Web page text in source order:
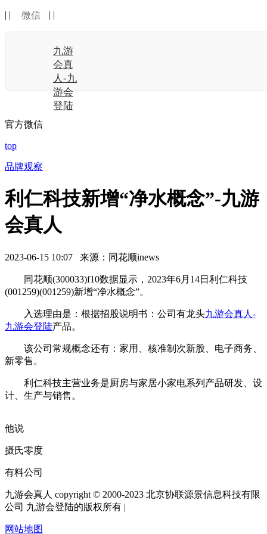
| | 微信 | |
九游
会真
人-九
游会
登陆
官方微信
top
品牌观察
利仁科技新增“净水概念”-九游
会真人
2023-06-15 10:07 来源：同花顺inews
同花顺(300033)f10数据显示，2023年6月14日利仁科技
(001259)(001259)新增“净水概念”。
入选理由是：根据招股说明书：公司有龙头九游会真人-
九游会登陆产品。
该公司常规概念还有：家用、核准制次新股、电子商务、
新零售。
利仁科技主营业务是厨房与家居小家电系列产品研发、设
计、生产与销售。
他说
摄氏零度
有料公司
九游会真人 copyright © 2000-2023 北京协联源景信息科技有限
公司 九游会登陆的版权所有 |
网站地图